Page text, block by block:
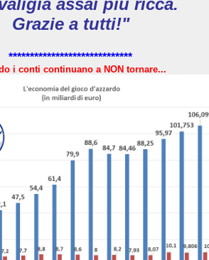
assai più ricca.
Grazie a tutti!"
*****************************
i conti continuano a NON tornare...